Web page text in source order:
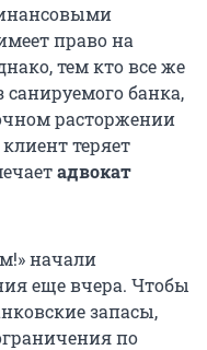
право на
тем кто все же
санируемого банка,
расторжении
теряет
адвокат
начали
еще вчера. Чтобы
запасы,
по